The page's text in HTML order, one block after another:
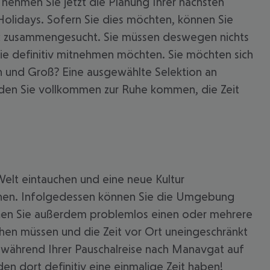
Sofern Sie dies möchten, können Sie
Sie müssen deswegen nichts
definitiv mitnehmen möchten. Sie möchten sich
Groß? Eine ausgewählte Selektion an
Sie vollkommen zur Ruhe kommen, die Zeit
eintauchen und eine neue Kultur
Infolgedessen können Sie die Umgebung
Sie außerdem problemlos einen oder mehrere
müssen und die Zeit vor Ort uneingeschränkt
Ihrer Pauschalreise nach Manavgat auf
dort definitiv eine einmalige Zeit haben!